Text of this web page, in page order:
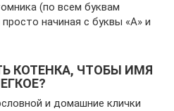
(по всем буквам
начиная с буквы «А» и
КОТЕНКА, ЧТОБЫ ИМЯ
и домашние клички